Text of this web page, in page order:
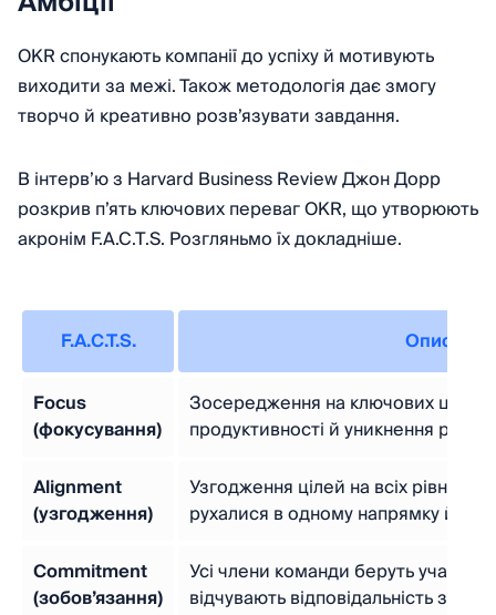
OKR спонукають компанії до успіху й мотивують
виходити за межі. Також методологія дає змогу
творчо й креативно розв’язувати завдання.
В інтерв’ю з Harvard Business Review Джон Дорр
розкрив п’ять ключових переваг OKR, що утворюють
акронім F.A.C.T.S. Розгляньмо їх докладніше.
F.A.C.T.S.
Опис
Focus
(фокусування)
Зосередження на ключових цілях
продуктивності й уникнення
Alignment
(узгодження)
Узгодження цілей на всіх рівнях
рухалися в одному напрямку й
Commitment
(зобов’язання)
Усі члени команди беруть участь у
відчувають відповідальність за їх